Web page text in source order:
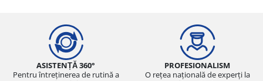
ASISTENȚĂ 360°
Pentru întreținerea de rutină a
PROFESIONALISM
O rețea națională de experți la